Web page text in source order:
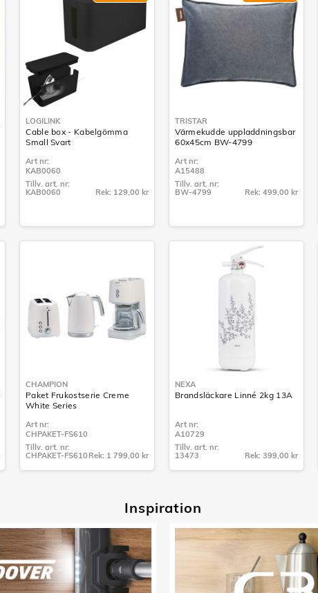
LOGILINK
Cable box - Kabelgömma
Small Svart
Art nr:
KAB0060
Tillv. art. nr:
KAB0060
Rek: 129,00 kr
TRISTAR
Värmekudde uppladdningsbar
60x45cm BW-4799
Art nr:
A15488
Tillv. art. nr:
BW-4799
Rek: 499,00 kr
CHAMPION
Paket Frukostserie Creme
White Series
Art nr:
CHPAKET-FS610
CHPAKET-FS610
Tillv. art. nr:
CHPAKET-FS610 Rek: 1 799,00 kr
NEXA
Brandsläckare Linné 2kg 13A
Art nr:
A10729
13473
Tillv. art. nr:
13473
Rek: 399,00 kr
Inspiration